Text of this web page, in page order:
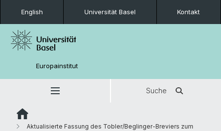
English Universität Basel Kontakt
Europainstitut
Suche
Aktualisierte Fassung des Tobler/Beglinger-Breviers zum